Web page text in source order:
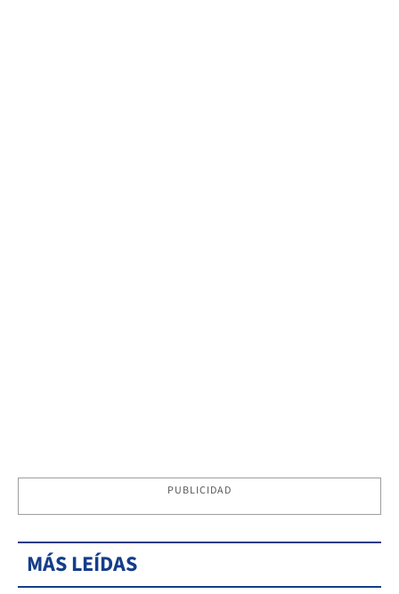
PUBLICIDAD
MÁS LEÍDAS